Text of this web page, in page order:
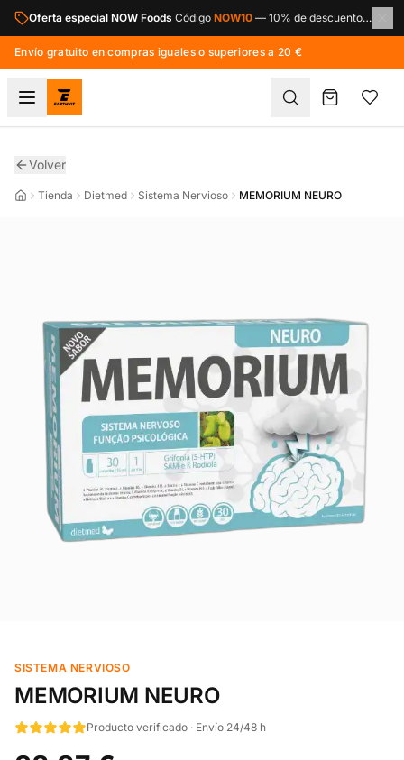
Saltar al contenido principal
Oferta especial NOW Foods Código NOW10 — 10% de descuento en toda la marca NOW Foods.
Envío gratuito en compras iguales o superiores a 20 €
Volver
Tienda Dietmed Sistema Nervioso MEMORIUM NEURO
SISTEMA NERVIOSO
MEMORIUM NEURO
Producto verificado · Envío 24/48 h